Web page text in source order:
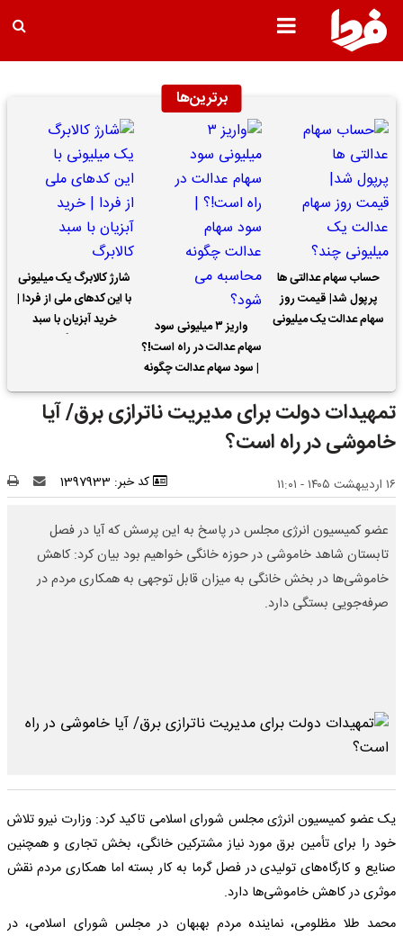
برترین‌ها
حساب سهام عدالتی ها
پرپول شد| قیمت روز
سهام عدالت یک میلیونی
واریز ۳ میلیونی سود
سهام عدالت در راه است!؟
| سود سهام عدالت چگونه
محاسبه می شود؟
شارژ کالابرگ یک میلیونی
با این کدهای ملی از فردا |
خرید آبزیان با سبد
تمهیدات دولت برای مدیریت ناترازی برق/ آیا
خاموشی در راه است؟
۱۶ اردیبهشت ۱۴۰۵ - ۱۱:۰۱ کد خبر: 1397933
عضو کمیسیون انرژی مجلس در پاسخ به این پرسش که آیا در فصل
تابستان شاهد خاموشی در حوزه خانگی خواهیم بود بیان کرد: کاهش
خاموشی‌ها در بخش خانگی به میزان قابل توجهی به همکاری مردم در
صرفه‌جویی بستگی دارد.
یک عضو کمیسیون انرژی مجلس شورای اسلامی تاکید کرد: وزارت نیرو تلاش
خود را برای تأمین برق مورد نیاز مشترکین خانگی، بخش تجاری و همچنین
صنایع و کارگاه‌های تولیدی در فصل گرما به کار بسته اما همکاری مردم نقش
موثری در کاهش خاموشی‌ها دارد.
محمد طلا مظلومی، نماینده مردم بهبهان در مجلس شورای اسلامی، در